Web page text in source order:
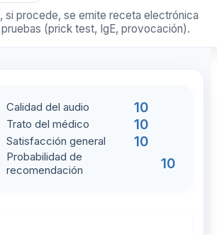
si procede, se emite receta electrónica
(prick test, IgE, provocación).
Calidad del audio 10
Trato del médico 10
Satisfacción general 10
Probabilidad de
recomendación
10